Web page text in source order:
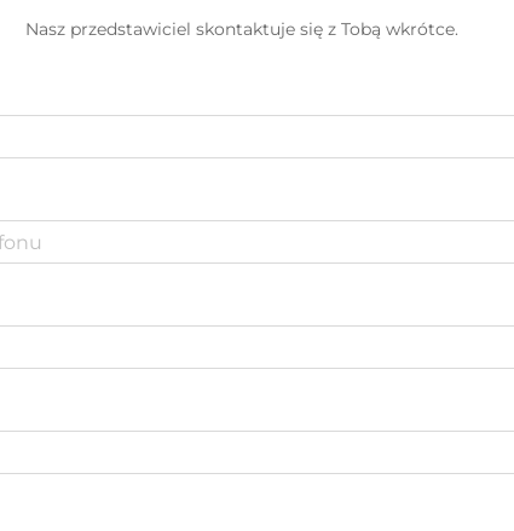
Nasz przedstawiciel skontaktuje się z Tobą wkrótce.